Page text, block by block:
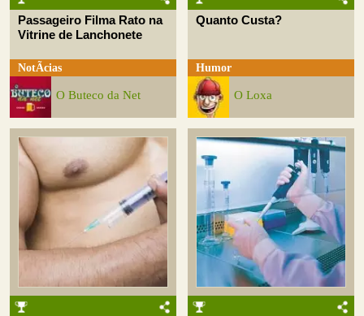
Passageiro Filma Rato na
Vitrine de Lanchonete
NotÃ­cias
O Buteco da Net
Quanto Custa?
Humor
O Loxa